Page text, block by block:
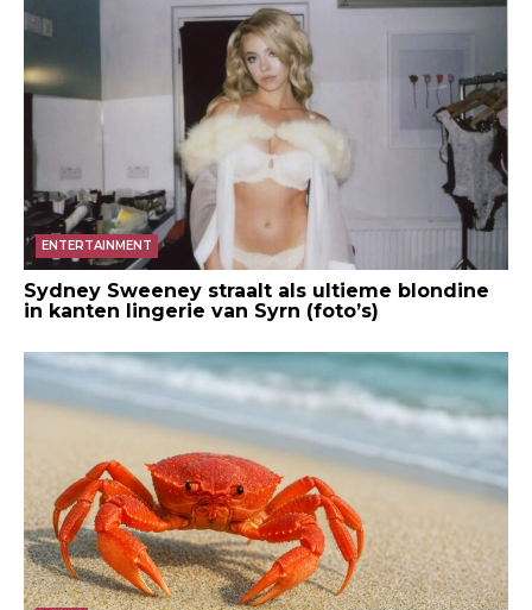
ENTERTAINMENT
Sydney Sweeney straalt als ultieme blondine
in kanten lingerie van Syrn (foto’s)